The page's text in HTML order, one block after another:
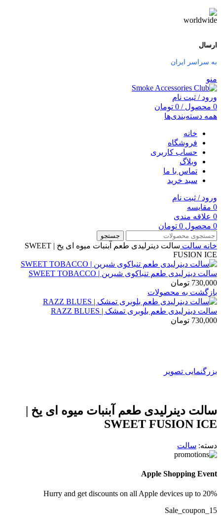
ارسال
به سراسر ایران
منو
ورود / ثبت نام
0 محصول /
0 تومان
همه دسته‌بندی‌ها
خانه
فروشگاه
حساب کاربری
وبلاگ
تماس با ما
سبد خرید
ورود / ثبت نام
0 مقایسه
0 علاقه مندی
0 محصول 0 تومان
جستجو
خانه سالت
سالت دینرلیدی طعم آبنبات میوه ای یخ | SWEET
FUSION ICE
سالت دینرلیدی طعم تنباکوی شیرین | SWEET TOBACCO
730,000 تومان
بازگشت به محصولات
سالت دینرلیدی طعم بلوبری تمشک | RAZZ BLUES
730,000 تومان
بزرگنمایی تصویر
سالت دینرلیدی طعم آبنبات میوه ای یخ |
SWEET FUSION ICE
دسته: سالت
Apple Shopping Event
Hurry and get discounts on all Apple devices up to 20%
Sale_coupon_15